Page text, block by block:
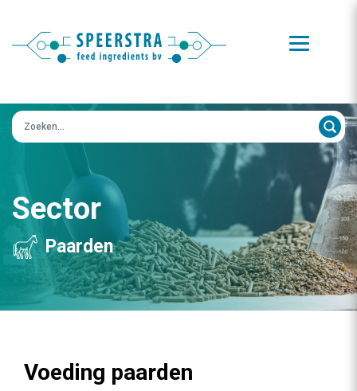
Zoeken op:
Sector
Paarden
Voeding paarden